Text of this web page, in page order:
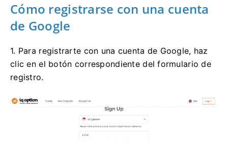
Cómo registrarse con una cuenta
de Google
1. Para registrarte con una cuenta de Google, haz
clic en el botón correspondiente del formulario de
registro.